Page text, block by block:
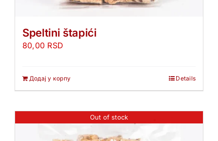
Speltini štapići
80,00 RSD
Додај у корпу Details
Out of stock